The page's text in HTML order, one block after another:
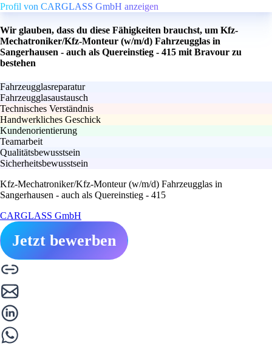
Profil von CARGLASS GmbH anzeigen
Wir glauben, dass du diese Fähigkeiten brauchst, um Kfz-
Mechatroniker/Kfz-Monteur (w/m/d) Fahrzeugglas in
Sangerhausen - auch als Quereinstieg - 415 mit Bravour zu
bestehen
Fahrzeugglasreparatur
Fahrzeugglasaustausch
Technisches Verständnis
Handwerkliches Geschick
Kundenorientierung
Teamarbeit
Qualitätsbewusstsein
Sicherheitsbewusstsein
Kfz-Mechatroniker/Kfz-Monteur (w/m/d) Fahrzeugglas in
Sangerhausen - auch als Quereinstieg - 415
CARGLASS GmbH
Jetzt bewerben